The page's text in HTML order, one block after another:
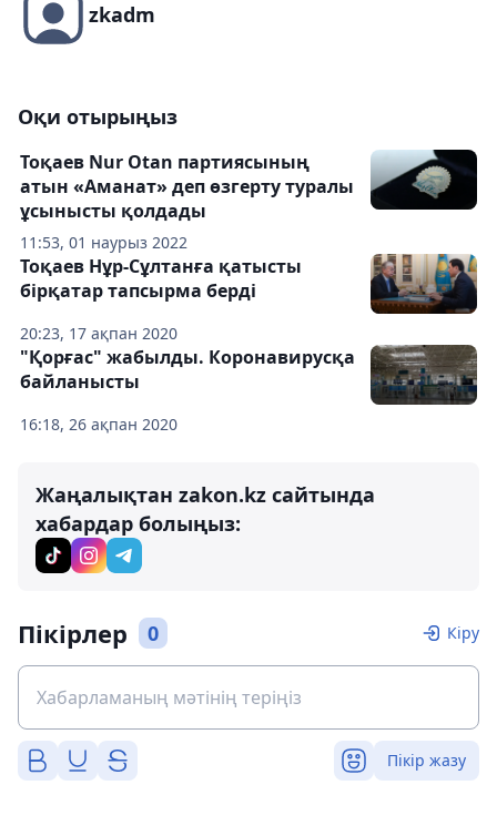
zkadm
Оқи отырыңыз
11:53, 01 наурыз 2022
Тоқаев Nur Otan партиясының
атын «Аманат» деп өзгерту туралы
ұсынысты қолдады
20:23, 17 ақпан 2020
Тоқаев Нұр-Сұлтанға қатысты
бірқатар тапсырма берді
16:18, 26 ақпан 2020
"Қорғас" жабылды. Коронавирусқа
байланысты
Жаңалықтан zakon.kz сайтында
хабардар болыңыз:
Пікірлер 0 Кіру
Пікір жазу